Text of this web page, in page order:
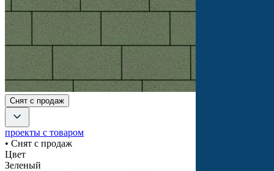
Снят с продаж
проекты с товаром
• Снят с продаж
Цвет
Зеленый